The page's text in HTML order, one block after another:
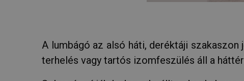
A lumbágó az alsó háti, deréktáji
terhelés vagy tartós izomfeszülés áll a